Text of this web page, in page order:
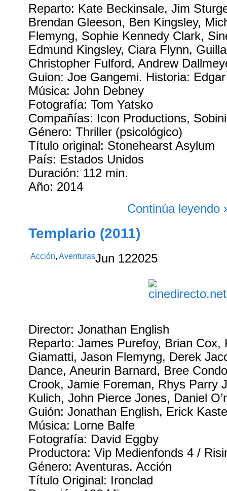
Reparto: Kate Beckinsale, Jim
Brendan Gleeson, Ben Kingsley,
Flemyng, Sophie Kennedy Clark,
Edmund Kingsley, Ciara Flynn,
Christopher Fulford, Andrew
Guion: Joe Gangemi. Historia:
Música: John Debney
Fotografía: Tom Yatsko
Compañías: Icon Productions,
Género: Thriller (psicológico)
Título original: Stonehearst Asylum
País: Estados Unidos
Duración: 112 min.
Año: 2014
Continúa leyendo
Templario (2011)
Acción,AventurasJun 122025
Director: Jonathan English
Reparto: James Purefoy, Brian Cox,
Giamatti, Jason Flemyng, Derek
Dance, Aneurin Barnard, Bree
Crook, Jamie Foreman, Rhys Parry
Kulich, John Pierce Jones, Daniel
Guión: Jonathan English, Erick
Música: Lorne Balfe
Fotografía: David Eggby
Productora: Vip Medienfonds 4 /
Género: Aventuras. Acción
Título Original: Ironclad